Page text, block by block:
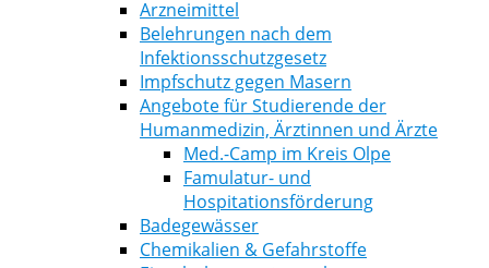
Arzneimittel
Belehrungen nach dem
Infektionsschutzgesetz
Impfschutz gegen Masern
Angebote für Studierende der
Humanmedizin, Ärztinnen und Ärzte
Med.-Camp im Kreis Olpe
Famulatur- und
Hospitationsförderung
Badegewässer
Chemikalien & Gefahrstoffe